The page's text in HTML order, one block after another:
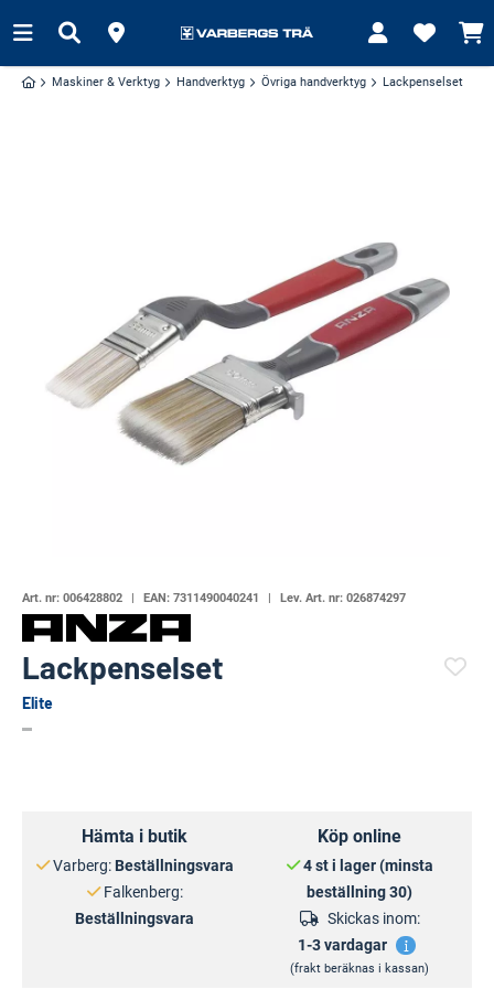
Maskiner & Verktyg Handverktyg Övriga handverktyg Lackpenselset
Art. nr: 006428802 EAN: 7311490040241 Lev. Art. nr: 026874297
Lackpenselset
Elite
Hämta i butik
Varberg: Beställningsvara
Falkenberg:
Beställningsvara
Köp online
4 st i lager (minsta
beställning 30)
Skickas inom:
1-3 vardagar
(frakt beräknas i kassan)